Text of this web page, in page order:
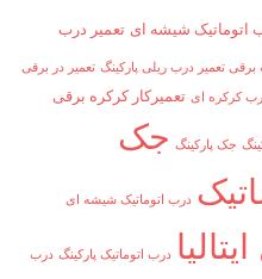
شیشه ای تعمیر درب
درب ریلی پارکینگ تعمیر در برقی
تعمیرکار کرکره برقی
جک
درب اتوماتیک شیشه ای
درب اتوماتیک پارکینگ درب